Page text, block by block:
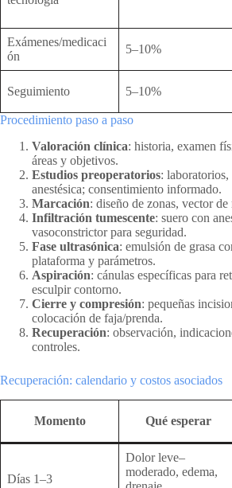
Exámenes/medicaci
ón
5–10%
Seguimiento 5–10%
Procedimiento paso a paso
Valoración clínica: historia, examen
áreas y objetivos.
Estudios preoperatorios:
anestésica; consentimiento informado.
Marcación: diseño de zonas, vector
Infiltración tumescente: suero con
vasoconstrictor para seguridad.
Fase ultrasónica: emulsión de grasa
plataforma y parámetros.
Aspiración: cánulas específicas para
esculpir contorno.
Cierre y compresión: pequeñas
colocación de faja/prenda.
Recuperación: observación,
controles.
Recuperación: calendario y costos asociados
Momento Qué esperar
Días 1–3
Dolor leve–
moderado, edema,